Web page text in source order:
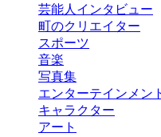
芸能人インタビュー
町のクリエイター
スポーツ
音楽
写真集
エンターテインメン
キャラクター
アート